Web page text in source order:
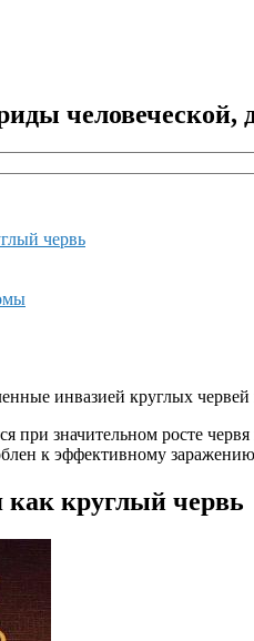
человеческой,
червь
инвазией круглых
при значительном росте
к эффективному
как круглый червь